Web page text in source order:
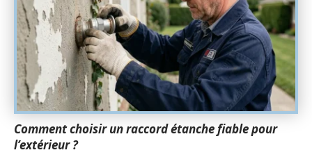
Comment choisir un raccord étanche fiable pour
l’extérieur ?